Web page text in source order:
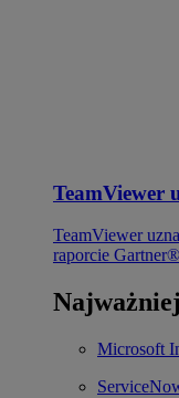
TeamViewer
TeamViewer
raporcie
Microsoft